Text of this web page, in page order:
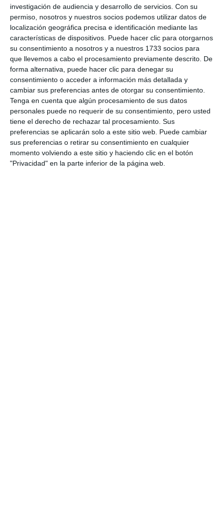
investigación de audiencia y desarrollo de servicios. Con su
permiso, nosotros y nuestros socios podemos utilizar datos de
localización geográfica precisa e identificación mediante las
características de dispositivos. Puede hacer clic para otorgarnos
su consentimiento a nosotros y a nuestros 1733 socios para
que llevemos a cabo el procesamiento previamente descrito. De
forma alternativa, puede hacer clic para denegar su
consentimiento o acceder a información más detallada y
cambiar sus preferencias antes de otorgar su consentimiento.
Tenga en cuenta que algún procesamiento de sus datos
personales puede no requerir de su consentimiento, pero usted
tiene el derecho de rechazar tal procesamiento. Sus
preferencias se aplicarán solo a este sitio web. Puede cambiar
sus preferencias o retirar su consentimiento en cualquier
momento volviendo a este sitio y haciendo clic en el botón
"Privacidad" en la parte inferior de la página web.
crecida en prácticamente todo el término
municipal, así que esperemos que, dentro de lo
malo, el verano sea como el del año pasado, en el
que tuvimos muchos conatos pero,
afortunadamente, se extinguieron todos en menos
de tres horas”.
Comparte esta noticia desde el siguiente enlace:
https://mijascom.com/?a=38157